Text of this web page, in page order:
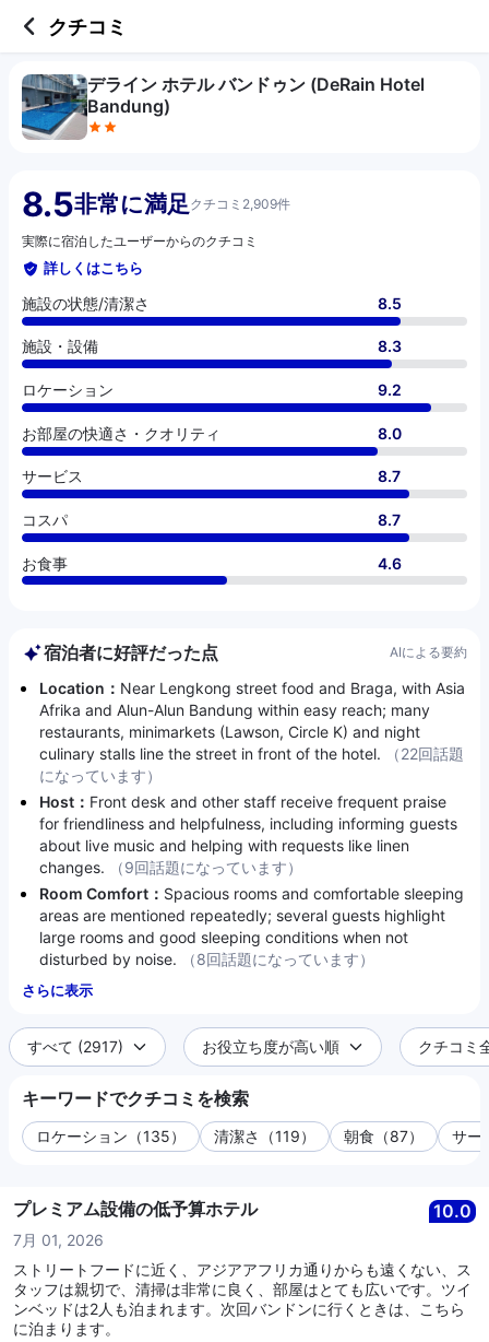
クチコミ
デライン ホテル バンドゥン (DeRain Hotel
Bandung)
8.5非常に満足 クチコミ2,909件
実際に宿泊したユーザーからのクチコミ
詳しくはこちら
施設の状態/清潔さ 8.5
施設・設備 8.3
ロケーション 9.2
お部屋の快適さ・クオリティ 8.0
サービス 8.7
コスパ 8.7
お食事 4.6
宿泊者に好評だった点 AIによる要約
Location： Near Lengkong street food and Braga, with Asia
Afrika and Alun-Alun Bandung within easy reach; many
restaurants, minimarkets (Lawson, Circle K) and night
culinary stalls line the street in front of the hotel.
（22回話題
になっています）
Host： Front desk and other staff receive frequent praise
for friendliness and helpfulness, including informing guests
about live music and helping with requests like linen
changes.
（9回話題になっています）
Room Comfort： Spacious rooms and comfortable sleeping
areas are mentioned repeatedly; several guests highlight
large rooms and good sleeping conditions when not
disturbed by noise.
（8回話題になっています）
さらに表示
すべて (2917) お役立ち度が高い順 クチコミ
キーワードでクチコミを検索
ロケーション（135） 清潔さ（119） 朝食（87） サー
プレミアム設備の低予算ホテル 10.0
7月 01, 2026
ストリートフードに近く、アジアアフリカ通りからも遠くない、ス
タッフは親切で、清掃は非常に良く、部屋はとても広いです。ツイ
ンベッドは2人も泊まれます。次回バンドンに行くときは、こちら
に泊まります。